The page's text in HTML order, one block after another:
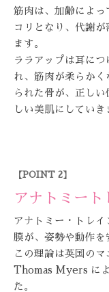
筋肉は、加齢によっ
コリとなり、代謝
ます。
ララアップは耳に
れ、筋肉が柔らか
られた骨が、正し
しい美肌にしていき
【POINT 2】
アナトミート
アナトミー・トレ
膜が、姿勢や動作を
この理論は英国の
Thomas Myers に
た。